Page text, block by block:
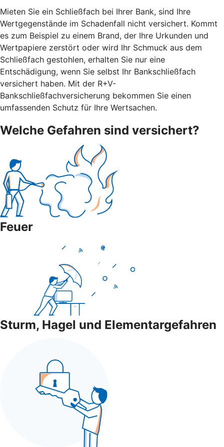
Mieten Sie ein Schließfach bei Ihrer Bank, sind Ihre
Wertgegenstände im Schadenfall nicht versichert. Kommt
es zum Beispiel zu einem Brand, der Ihre Urkunden und
Wertpapiere zerstört oder wird Ihr Schmuck aus dem
Schließfach gestohlen, erhalten Sie nur eine
Entschädigung, wenn Sie selbst Ihr Bankschließfach
versichert haben. Mit der R+V-
Bankschließfachversicherung bekommen Sie einen
umfassenden Schutz für Ihre Wertsachen.
Welche Gefahren sind versichert?
Feuer
Sturm, Hagel und Elementargefahren